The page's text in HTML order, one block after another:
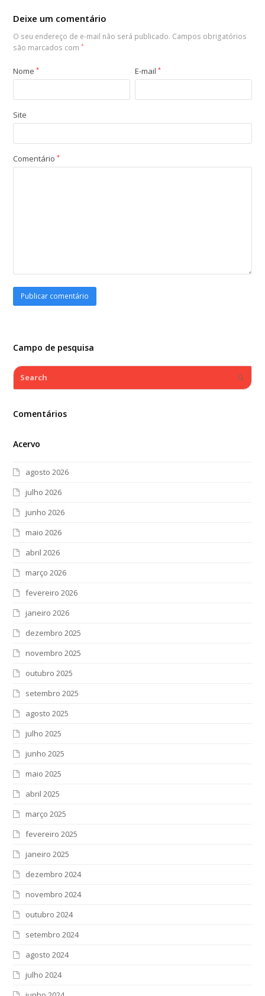
Deixe um comentário
O seu endereço de e-mail não será publicado. Campos obrigatórios
são marcados com*
Nome* E-mail*
Site
Comentário*
Campo de pesquisa
Search
Comentários
Acervo
agosto 2026
julho 2026
junho 2026
maio 2026
abril 2026
março 2026
fevereiro 2026
janeiro 2026
dezembro 2025
novembro 2025
outubro 2025
setembro 2025
agosto 2025
julho 2025
junho 2025
maio 2025
abril 2025
março 2025
fevereiro 2025
janeiro 2025
dezembro 2024
novembro 2024
outubro 2024
setembro 2024
agosto 2024
julho 2024